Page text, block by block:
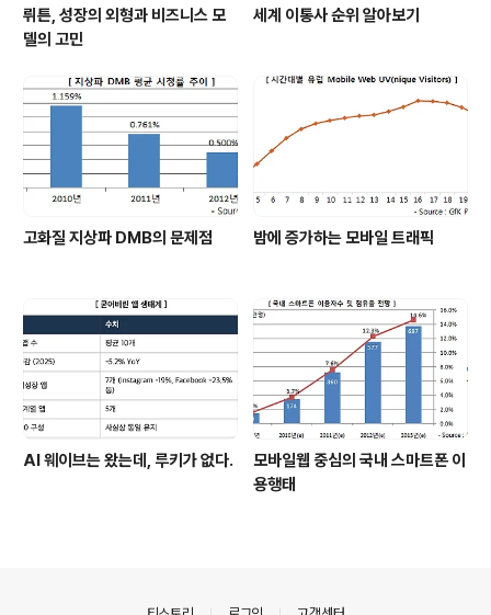
뤼튼, 성장의 외형과 비즈니스 모
델의 고민
세계 이통사 순위 알아보기
고화질 지상파 DMB의 문제점 밤에 증가하는 모바일 트래픽
AI 웨이브는 왔는데, 루키가 없다.
모바일웹 중심의 국내 스마트폰 이
용행태